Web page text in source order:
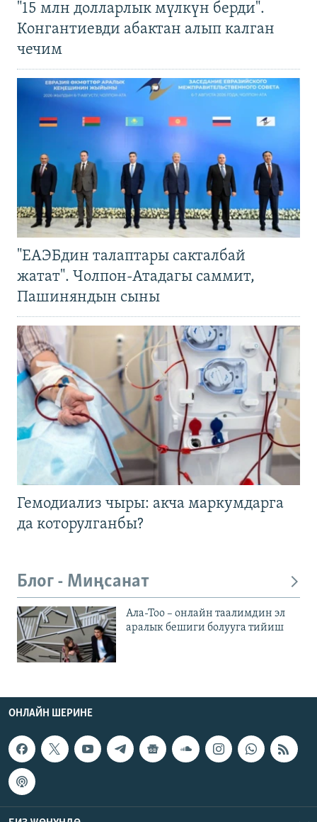
"15 млн долларлык мүлкүн берди".
Конгантиевди абактан алып калган
чечим
"ЕАЭБдин талаптары сакталбай
жатат". Чолпон-Атадагы саммит,
Пашиняндын сыны
Гемодиализ чыры: акча маркумдарга
да которулганбы?
Блог - Миңсанат
Ала-Тоо – онлайн таалимдин эл
аралык бешиги болууга тийиш
ОНЛАЙН ШЕРИНЕ